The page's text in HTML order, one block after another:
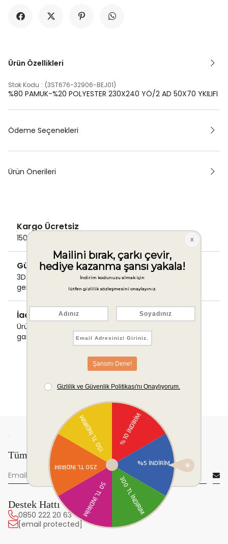
Ürün Özellikleri
Stok Kodu (3ST676-32906-BEJ01)
%80 PAMUK-%20 POLYESTER 230X240 YÖ/2 AD 50X70 YKILIFI
Ödeme Seçenekleri
Ürün Önerileri
Kargo Ücretsiz
1500 TL ve üzeri alışverişlerde Kargo bedava!
Güvenli Ödeme
3D Secure ile güvenli ödemenizi
gerçekleştirin.
İade & Değişim Garantisi
Ürünlerinizde sorunsuz iade ve değişim
garantisi.
Tüm yeniliklerden önce sen haberdar ol!
Destek Hattı
0850 222 20 63
[email protected]